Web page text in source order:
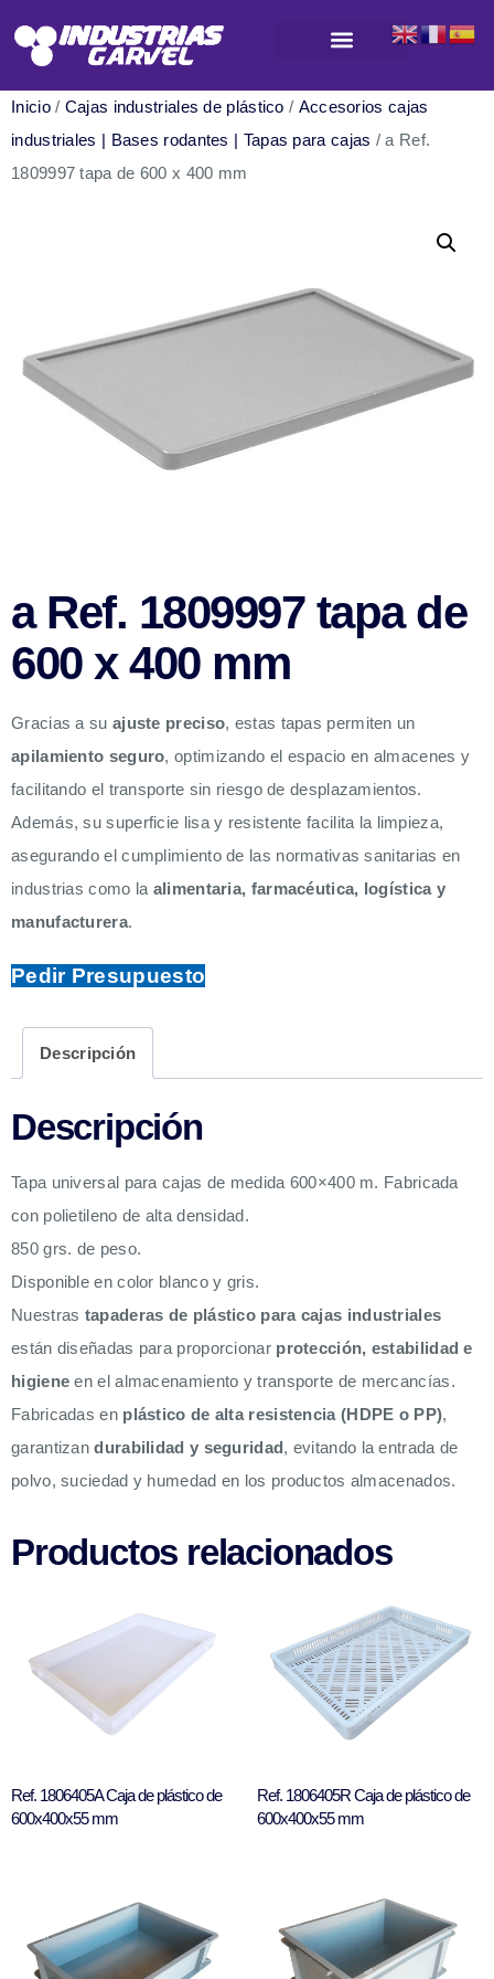
Inicio/ Cajas industriales de plástico / Accesorios cajas
industriales | Bases rodantes | Tapas para cajas / a Ref.
1809997 tapa de 600 x 400 mm
a Ref. 1809997 tapa de
600 x 400 mm
Gracias a su ajuste preciso, estas tapas permiten un
apilamiento seguro, optimizando el espacio en almacenes y
facilitando el transporte sin riesgo de desplazamientos.
Además, su superficie lisa y resistente facilita la limpieza,
asegurando el cumplimiento de las normativas sanitarias en
industrias como la alimentaria, farmacéutica, logística y
manufacturera.
Pedir Presupuesto
Descripción
Descripción
Tapa universal para cajas de medida 600×400 m. Fabricada
con polietileno de alta densidad.
850 grs. de peso.
Disponible en color blanco y gris.
Nuestras tapaderas de plástico para cajas industriales
están diseñadas para proporcionar protección, estabilidad e
higiene en el almacenamiento y transporte de mercancías.
Fabricadas en plástico de alta resistencia (HDPE o PP),
garantizandurabilidad y seguridad, evitando la entrada de
polvo, suciedad y humedad en los productos almacenados.
Productos relacionados
Ref. 1806405A Caja de plástico de
600x400x55 mm
Ref. 1806405R Caja de plástico de
600x400x55 mm